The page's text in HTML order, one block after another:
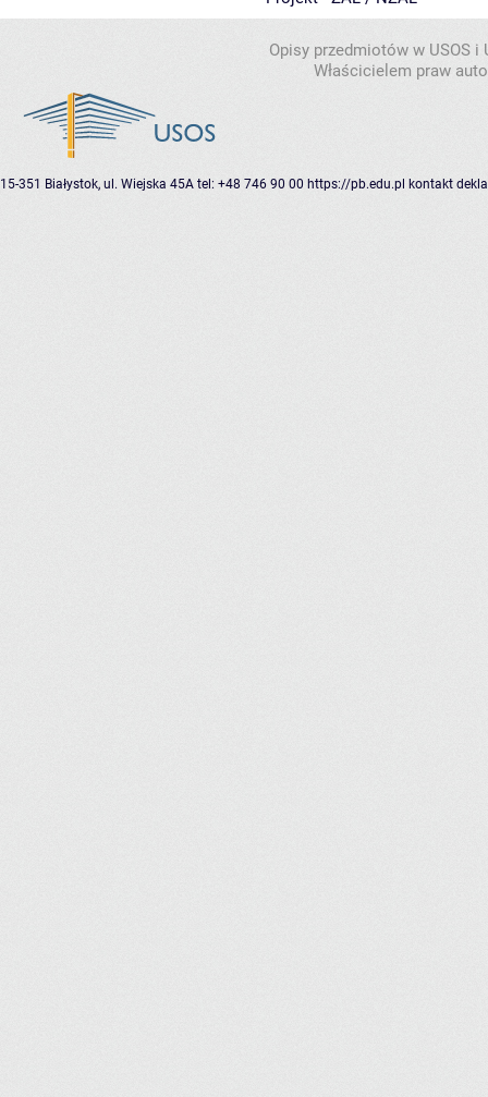
Opisy przedmiotów w USOS
Właścicielem praw
15-351 Białystok, ul. Wiejska 45A tel: +48 746 90 00 https://pb.edu.pl kontakt